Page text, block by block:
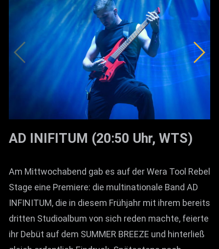
AD INIFITUM (20:50 Uhr, WTS)
Am Mittwochabend gab es auf der Wera Tool Rebel
Stage eine Premiere: die multinationale Band AD
INFINITUM, die in diesem Frühjahr mit ihrem bereits
dritten Studioalbum von sich reden machte, feierte
ihr Debüt auf dem SUMMER BREEZE und hinterließ